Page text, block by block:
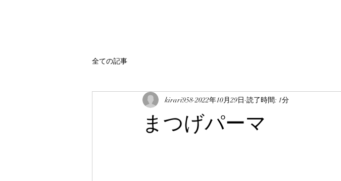
全ての記事
まつげパーマ
kirari958 2022年10月29日 読了時間: 1分